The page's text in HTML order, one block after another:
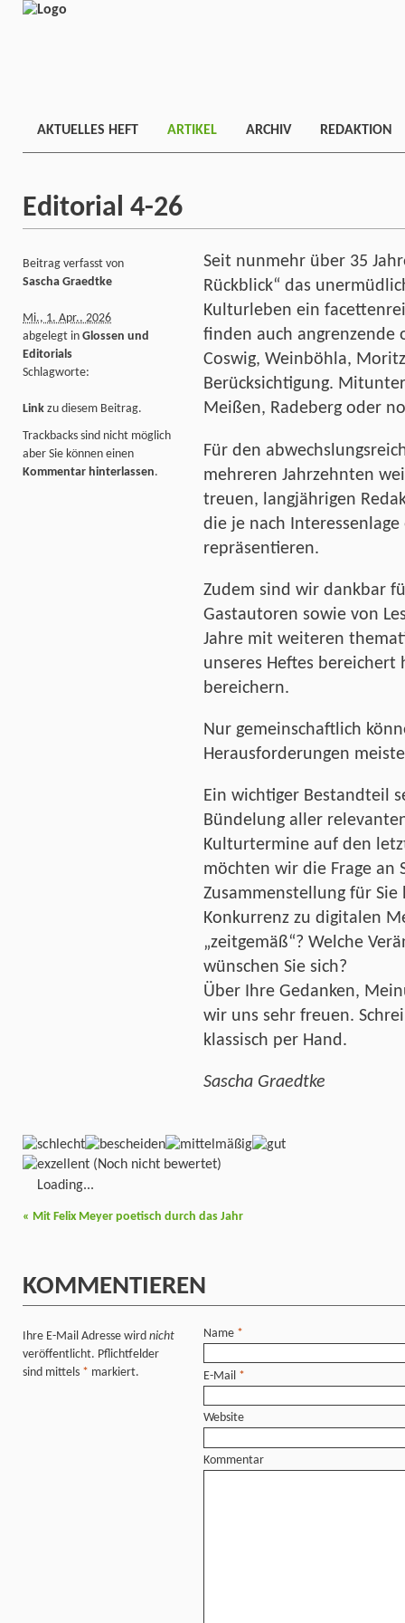
AKTUELLES HEFT ARTIKEL ARCHIV REDAKTION
Editorial 4-26
Seit nunmehr über 35
Rückblick“ das
Kulturleben ein
finden auch angrenzende
Coswig, Weinböhla,
Berücksichtigung.
Meißen, Radeberg oder
Für den
mehreren Jahrzehnten
treuen, langjährigen
die je nach
repräsentieren.
Zudem sind wir dankbar
Gastautoren sowie von
Jahre mit weiteren
unseres Heftes
bereichern.
Nur gemeinschaftlich
Herausforderungen
Ein wichtiger Bestandteil
Bündelung aller
Kulturtermine auf den
möchten wir die Frage an
Zusammenstellung für
Konkurrenz zu digitalen
„zeitgemäß“? Welche
wünschen Sie sich?
Über Ihre Gedanken,
wir uns sehr freuen.
klassisch per Hand.
Sascha Graedtke
Beitrag verfasst von
Sascha Graedtke
Mi., 1. Apr.. 2026
abgelegt in Glossen und
Editorials
Schlagworte:
Link zu diesem Beitrag.
Trackbacks sind nicht möglich
aber Sie können einen
Kommentar hinterlassen.
(Noch nicht bewertet)
Loading...
« Mit Felix Meyer poetisch durch das Jahr
KOMMENTIEREN
Ihre E-Mail Adresse wird nicht
veröffentlicht. Pflichtfelder
sind mittels * markiert.
Name *
E-Mail *
Website
Kommentar